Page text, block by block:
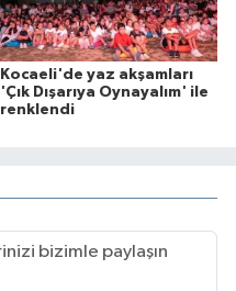
Kocaeli'de yaz akşamları
'Çık Dışarıya Oynayalım' ile
renklendi